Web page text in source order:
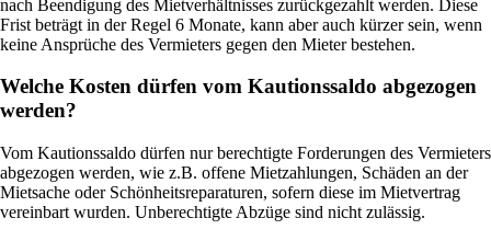
nach Beendigung des Mietverhältnisses zurückgezahlt werden. Diese
Frist beträgt in der Regel 6 Monate, kann aber auch kürzer sein, wenn
keine Ansprüche des Vermieters gegen den Mieter bestehen.
Welche Kosten dürfen vom Kautionssaldo abgezogen
werden?
Vom Kautionssaldo dürfen nur berechtigte Forderungen des Vermieters
abgezogen werden, wie z.B. offene Mietzahlungen, Schäden an der
Mietsache oder Schönheitsreparaturen, sofern diese im Mietvertrag
vereinbart wurden. Unberechtigte Abzüge sind nicht zulässig.